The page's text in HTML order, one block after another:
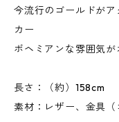
今流行のゴールドが
カー
ボヘミアンな雰囲気
長さ：（約）158cm
素材：レザー、金具（